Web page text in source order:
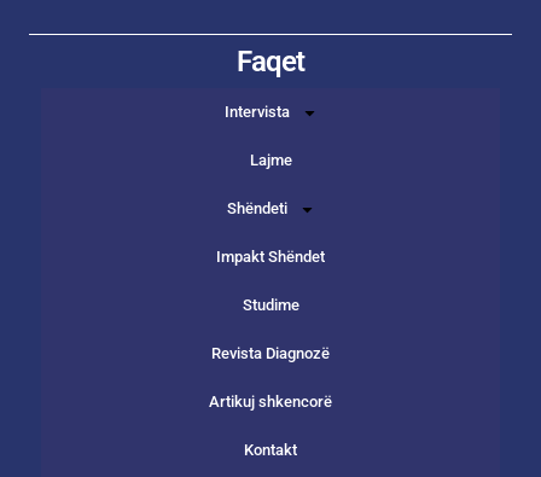
Faqet
Intervista
Lajme
Shëndeti
Impakt Shëndet
Studime
Revista Diagnozë
Artikuj shkencorë
Kontakt